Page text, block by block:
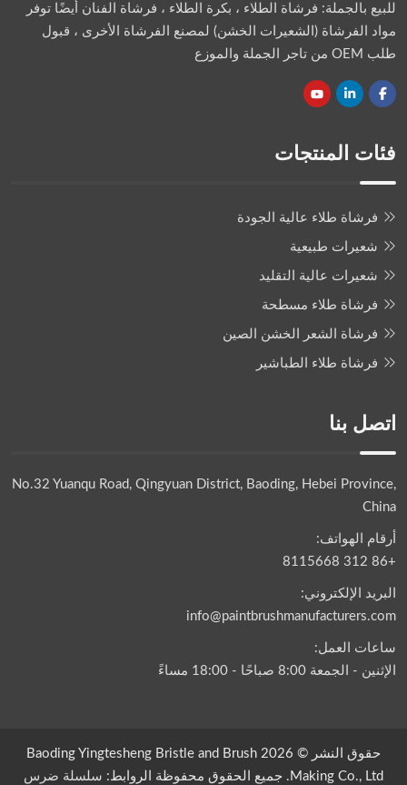
للبيع بالجملة: فرشاة الطلاء ، بكرة الطلاء ، فرشاة الفنان أيضًا توفر
مواد الفرشاة (الشعيرات الخشن) لمصنع الفرشاة الأخرى ، قبول
طلب OEM من تاجر الجملة والموزع
فئات المنتجات
فرشاة طلاء عالية الجودة
شعيرات طبيعية
شعيرات عالية التقليد
فرشاة طلاء مسطحة
فرشاة الشعر الخشن الصين
فرشاة طلاء الطباشير
اتصل بنا
No.32 Yuanqu Road, Qingyuan District, Baoding, Hebei Province,
China
أرقام الهواتف:
+86 312 8115668
البريد الإلكتروني:
info@paintbrushmanufacturers.com
ساعات العمل:
الإثنين - الجمعة 8:00 صباحًا - 18:00 مساءً
حقوق النشر © 2026 Baoding Yingtesheng Bristle and Brush
Making Co., Ltd. جميع الحقوق محفوظة الروابط:
سلسلة ضرس